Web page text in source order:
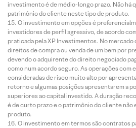
investimento é de médio-longo prazo. Não há
patrimônio do cliente neste tipo de produto.
O investimento em opções é
investidores de perfil agressivo, de acordo
praticada pela XP Investimentos. No mercado
direitos de compra ou venda de um bem por
devendo o adquirente do direito negociado
como num acordo seguro. As operações com
consideradas de risco muito alto por
retorno e algumas posições apresentarem a
superiores ao capital investido. A duração
é de curto prazo e o patrimônio do cliente
produto.
O investimento em termos são contratos